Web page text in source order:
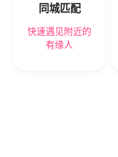
同城匹配
快速遇见附近的
有缘人